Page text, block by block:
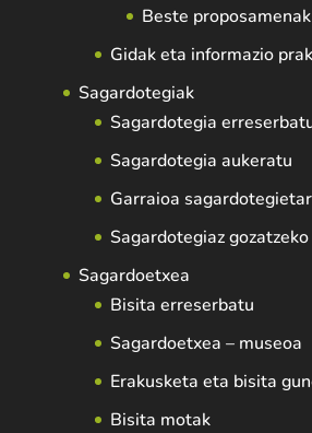
Beste
Gidak eta informazio
Sagardotegiak
Sagardotegia
Sagardotegia aukeratu
Garraioa
Sagardotegiaz
Sagardoetxea
Bisita erreserbatu
Sagardoetxea – museoa
Erakusketa eta bisita
Bisita motak